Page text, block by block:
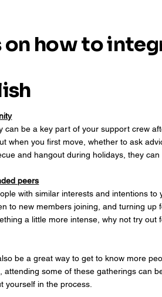
on how to
can be a key part of your support crew
when you first move, whether to ask
and hangout during holidays, they
peers
with similar interests and intentions
to new members joining, and turning up
a little more intense, why not try
be a great way to get to know more
attending some of these gatherings can
yourself in the process.